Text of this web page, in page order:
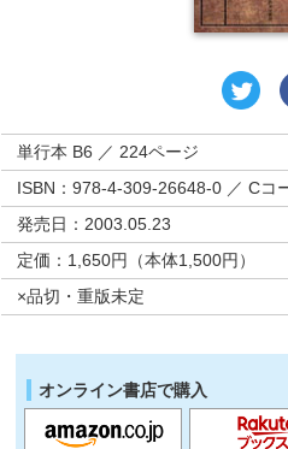
単行本 B6 ／ 224ページ
ISBN：978-4-309-26648-0 ／ Cコ
発売日：2003.05.23
定価：1,650円（本体1,500円）
×品切・重版未定
オンライン書店で購入